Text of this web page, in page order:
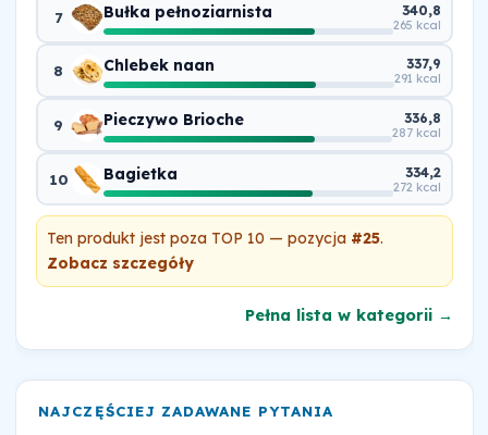
7 Bułka pełnoziarnista 340,8
265 kcal
8 Chlebek naan 337,9
291 kcal
9 Pieczywo Brioche 336,8
287 kcal
10 Bagietka 334,2
272 kcal
Ten produkt jest poza TOP 10 — pozycja #25.
Zobacz szczegóły
Pełna lista w kategorii →
NAJCZĘŚCIEJ ZADAWANE PYTANIA